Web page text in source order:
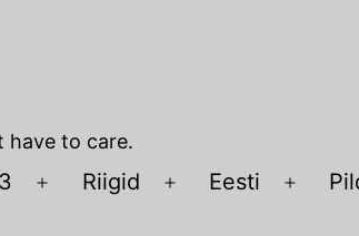
have to care.
Open
Riigid
Open
Eesti
Open